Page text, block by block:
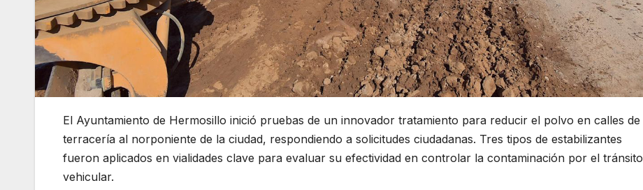
El Ayuntamiento de Hermosillo inició pruebas de un innovador tratamiento para reducir el polvo en calles de
terracería al norponiente de la ciudad, respondiendo a solicitudes ciudadanas. Tres tipos de estabilizantes
fueron aplicados en vialidades clave para evaluar su efectividad en controlar la contaminación por el tránsito
vehicular.